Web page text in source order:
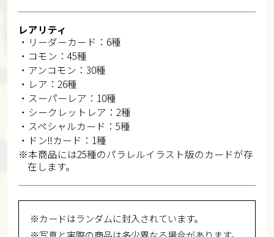
レアリティ
・リーダーカード：6種
・コモン：45種
・アンコモン：30種
・レア：26種
・スーパーレア：10種
・シークレットレア：2種
・スペシャルカード：5種
・ドン!!カード：1種
※本商品には25種のパラレルイラスト版のカードが存
在します。
※カードはランダムに封入されています。